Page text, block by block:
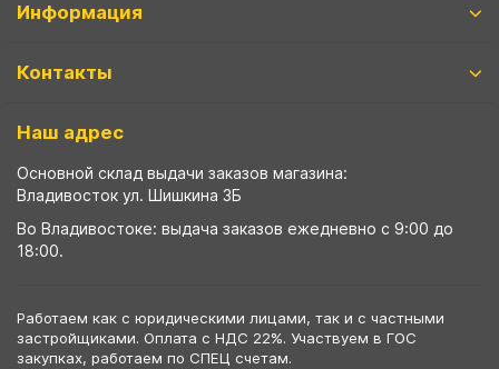
Информация
Контакты
Наш адрес
Основной склад выдачи заказов магазина:
Владивосток ул. Шишкина 3Б
Во Владивостоке: выдача заказов ежедневно с 9:00 до
18:00.
Работаем как с юридическими лицами, так и с частными
застройщиками. Оплата с НДС 22%. Участвуем в ГОС
закупках, работаем по СПЕЦ счетам.